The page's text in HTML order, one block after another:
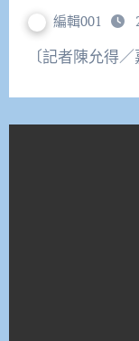
編輯001
〔記者陳允